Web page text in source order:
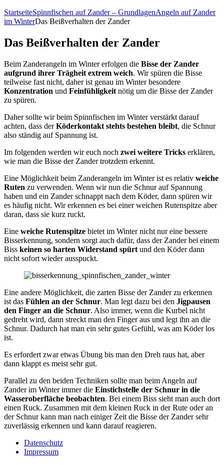
StartseiteSpinnfischen auf Zander – GrundlagenAngeln auf Zander
im WinterDas Beißverhalten der Zander
Das Beißverhalten der Zander
Beim Zanderangeln im Winter erfolgen die Bisse der Zander
aufgrund ihrer Trägheit extrem weich. Wir spüren die Bisse
teilweise fast nicht, daher ist genau im Winter besondere
Konzentration und Feinfühligkeit nötig um die Bisse der Zander
zu spüren.
Daher sollte wir beim Spinnfischen im Winter verstärkt darauf
achten, dass derKöderkontakt stehts bestehen bleibt, die Schnur
also ständig auf Spannung ist.
Im folgenden werden wir euch noch zwei weitere Tricks erklären,
wie man die Bisse der Zander trotzdem erkennt.
Eine Möglichkeit beim Zanderangeln im Winter ist es relativ weiche
Ruten zu verwenden. Wenn wir nun die Schnur auf Spannung
haben und ein Zander schnappt nach dem Köder, dann spüren wir
es häufig nicht. Wir erkennen es bei einer weichen Rutenspitze aber
daran, dass sie kurz ruckt.
Eine weiche Rutenspitze bietet im Winter nicht nur eine bessere
Bisserkennung, sondern sorgt auch dafür, dass der Zander bei einem
Biss keinen so harten Widerstand spürt und den Köder dann
nicht sofort wieder ausspuckt.
Eine andere Möglichkeit, die zarten Bisse der Zander zu erkennen
ist das Fühlen an der Schnur. Man legt dazu bei den Jigpausen
den Finger an die Schnur. Also immer, wenn die Kurbel nicht
gedreht wird, dann streckt man den Finger aus und legt ihn an die
Schnur. Dadurch hat man ein sehr gutes Gefühl, was am Köder los
ist.
Es erfordert zwar etwas Übung bis man den Dreh raus hat, aber
dann klappt es meist sehr gut.
Parallel zu den beiden Techniken sollte man beim Angeln auf
Zander im Winter immer die Einstichstelle der Schnur in die
Wasseroberfläche beobachten. Bei einem Biss sieht man auch dort
einen Ruck. Zusammen mit dem kleinen Ruck in der Rute oder an
der Schnur kann man nach einiger Zeit die Bisse der Zander sehr
zuverlässig erkennen und kann darauf reagieren.
Datenschutz
Impressum